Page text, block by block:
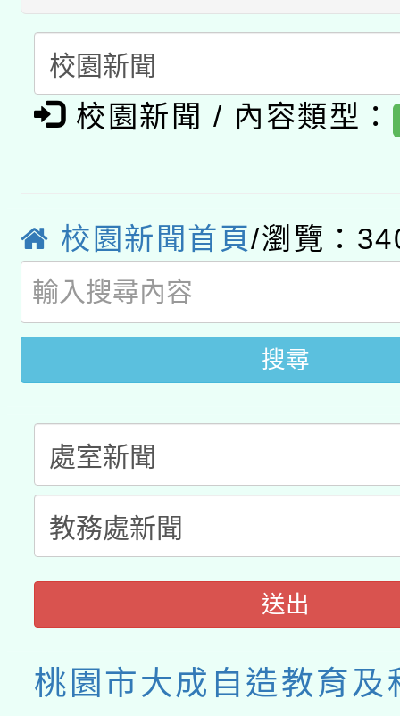
暨閱讀推動專業研習
科技賦能─人工智慧
礎課程
A3數位素養講師名單
「數位內容與教學軟
業技術研究院辦理「
用水績優單位及節水達
115年8月22日(星期六
桃園市孔廟祈福系列
開 智慧啟航」
2026年桃園地景藝術
校園新聞 / 內容類型：
校園新聞首頁/瀏覽：
搜尋
送出
桃園市大成自造教育及